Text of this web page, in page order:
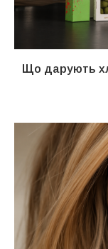
Що дарують